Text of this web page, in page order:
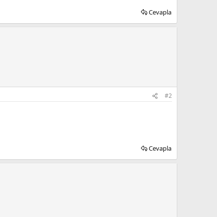
Cevapla
#2
Cevapla